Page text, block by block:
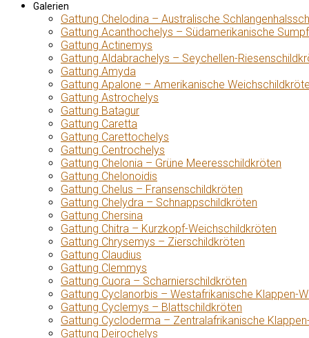
Galerien
Gattung Chelodina – Australische
Gattung Acanthochelys – Südamerikanische
Gattung Actinemys
Gattung Aldabrachelys – Seychellen-
Gattung Amyda
Gattung Apalone – Amerikanische
Gattung Astrochelys
Gattung Batagur
Gattung Caretta
Gattung Carettochelys
Gattung Centrochelys
Gattung Chelonia – Grüne Meeresschildkröten
Gattung Chelonoidis
Gattung Chelus – Fransenschildkröten
Gattung Chelydra – Schnappschildkröten
Gattung Chersina
Gattung Chitra – Kurzkopf-Weichschildkröten
Gattung Chrysemys – Zierschildkröten
Gattung Claudius
Gattung Clemmys
Gattung Cuora – Scharnierschildkröten
Gattung Cyclanorbis – Westafrikanische Klappen-
Gattung Cyclemys – Blattschildkröten
Gattung Cycloderma – Zentralafrikanische
Gattung Deirochelys